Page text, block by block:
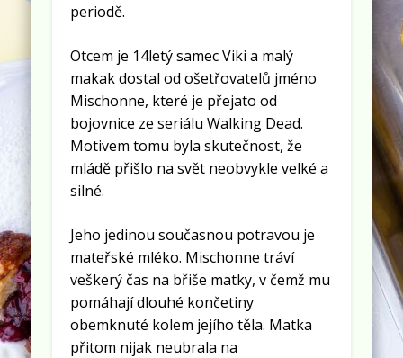
periodě.
Otcem je 14letý samec Viki a malý
makak dostal od ošetřovatelů jméno
Mischonne, které je přejato od
bojovnice ze seriálu Walking Dead.
Motivem tomu byla skutečnost, že
mládě přišlo na svět neobvykle velké a
silné.
Jeho jedinou současnou potravou je
mateřské mléko. Mischonne tráví
veškerý čas na břiše matky, v čemž mu
pomáhají dlouhé končetiny
obemknuté kolem jejího těla. Matka
přitom nijak neubrala na